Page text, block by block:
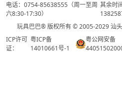
电话：0754-85638555（周一至周
六8:30-17:30）
其余时
玩具巴巴® 版权所有 © 2005-2029 汕
ICP许可
证：
粤ICP备
14010661号-1
粤公网安备